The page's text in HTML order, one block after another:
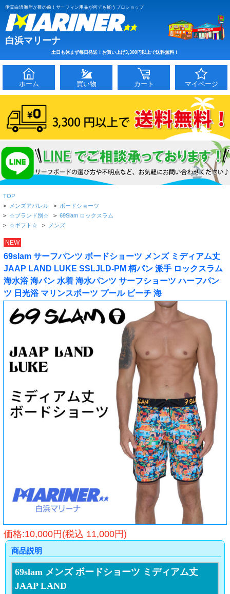
伊豆白浜海岸が目の前！サーフィン用品が何でも揃うプロショップ
白浜マリーナ
土日も休まず毎日発送！お買い上げ3,300円以上で送料無料！
ホーム 買い物 カート マイページ
TOP
> メンズアパレル > ボードショーツ
> ☆ブランド別☆ > 69Slam ロックスラム
> ☆ギフト☆ > メンズ
NEW
69slam サーフパンツ ボードショーツ メンズ ミディアム丈
JAAP LAND LUKE SSLJLD-PM 柄パン 派手 ロックスラム
海水浴 海パン 水着 海水パンツ サーフショーツ ハーフパン
ツ 日光浴 マリンスポーツ プール ビーチ 海
価格:10,000円(税込 11,000円)
商品説明
69slam メンズ ボードショーツ ミディアム丈
JAAP LAND